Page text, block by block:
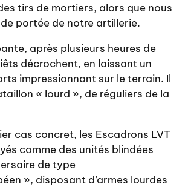
tirs de mortiers, alors que nous
portée de notre artillerie.
après plusieurs heures de
décrochent, en laissant un
impressionnant sur le terrain. Il
« lourd », de réguliers de la
cas concret, les Escadrons LVT
comme des unités blindées
de type
», disposant d’armes lourdes